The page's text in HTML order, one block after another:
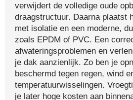
verwijdert de volledige oude
draagstructuur. Daarna plaatst
met isolatie en een moderne,
zoals EPDM of PVC. Een
afwateringsproblemen en
je dak aanzienlijk. Zo ben je
beschermd tegen regen, wind
temperatuurwisselingen.
je later hoge kosten aan